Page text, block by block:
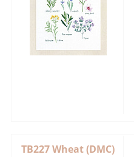
TB227 Wheat (DMC)